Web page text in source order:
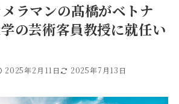
メラマンの髙橋がベトナ
の芸術客員教授に就任い
2025年2月11日 2025年7月13日